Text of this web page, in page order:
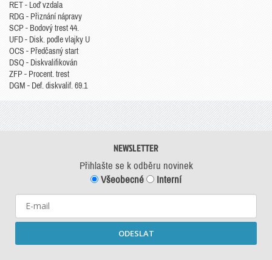
RET - Loď vzdala
RDG - Přiznání nápravy
SCP - Bodový trest 44.
UFD - Disk. podle vlajky U
OCS - Předčasný start
DSQ - Diskvalifikován
ZFP - Procent. trest
DGM - Def. diskvalif. 69.1
NEWSLETTER
Přihlašte se k odběru novinek
Všeobecné
Interní
ODESLAT